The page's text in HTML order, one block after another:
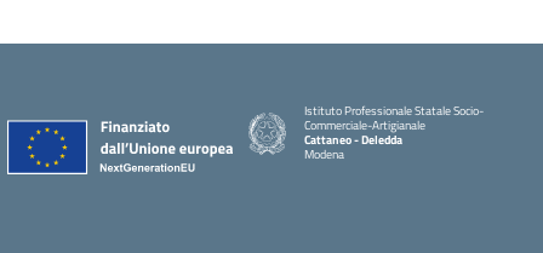
Istituto Professionale Statale Socio-
Commerciale-Artigianale
Cattaneo - Deledda
Modena